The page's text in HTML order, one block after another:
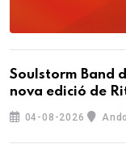
Soulstorm Band
nova edició de
04-08-2026